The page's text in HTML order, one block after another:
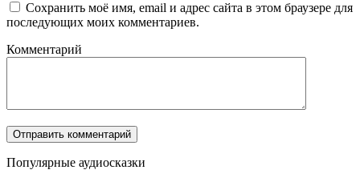
Сохранить моё имя, email и адрес сайта в этом браузере для
последующих моих комментариев.
Комментарий
Популярные аудиосказки